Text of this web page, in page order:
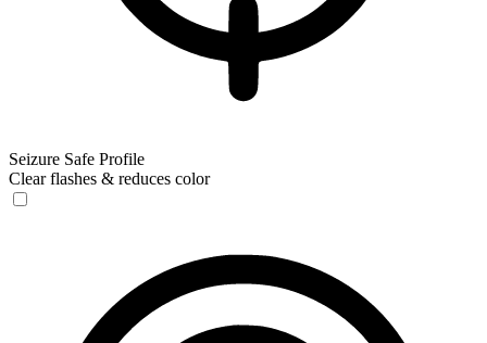
Seizure Safe Profile
Clear flashes & reduces color